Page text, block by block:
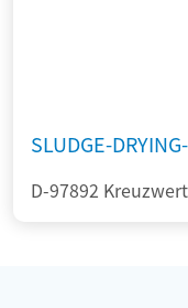
SLUDGE-
D-97892